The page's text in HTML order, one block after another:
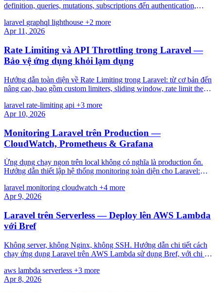
definition, queries, mutations, subscriptions đến authentication,
laravel graphql lighthouse +2 more
Apr 11, 2026
Rate Limiting và API Throttling trong Laravel —
Bảo vệ ứng dụng khỏi lạm dụng
Hướng dẫn toàn diện về Rate Limiting trong Laravel: từ cơ bản đến
nâng cao, bao gồm custom limiters, sliding window, rate limit theo
laravel rate-limiting api +3 more
Apr 10, 2026
Monitoring Laravel trên Production —
CloudWatch, Prometheus & Grafana
Ứng dụng chạy ngon trên local không có nghĩa là production ổn.
Hướng dẫn thiết lập hệ thống monitoring toàn diện cho Laravel:
laravel monitoring cloudwatch +4 more
Apr 9, 2026
Laravel trên Serverless — Deploy lên AWS Lambda
với Bref
Không server, không Nginx, không SSH. Hướng dẫn chi tiết cách
chạy ứng dụng Laravel trên AWS Lambda sử dụng Bref, với chi phí
aws lambda serverless +3 more
Apr 8, 2026